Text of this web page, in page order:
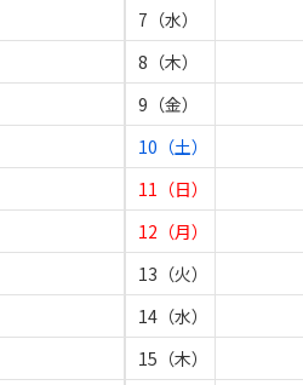
7（水）
8（木）
9（金）
10（土）
11（日）
12（月）
13（火）
14（水）
15（木）